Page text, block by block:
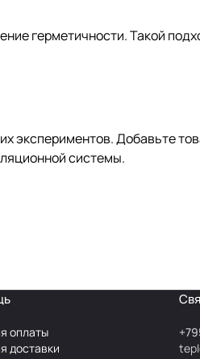
герметичности. Такой
экспериментов. Добавьте
системы.
оплаты